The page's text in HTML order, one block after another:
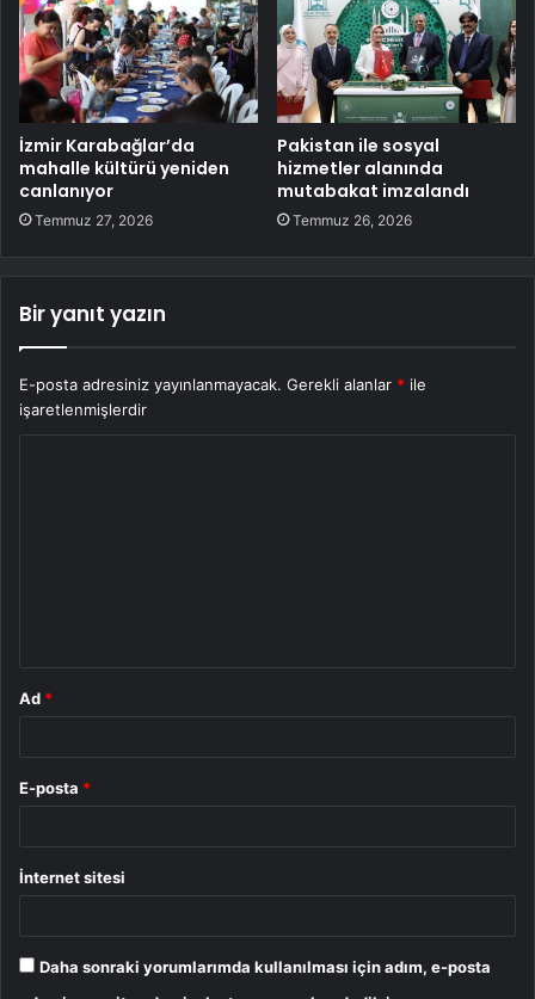
İzmir Karabağlar’da
mahalle kültürü yeniden
canlanıyor
Temmuz 27, 2026
Pakistan ile sosyal
hizmetler alanında
mutabakat imzalandı
Temmuz 26, 2026
Bir yanıt yazın
E-posta adresiniz yayınlanmayacak. Gerekli alanlar * ile
işaretlenmişlerdir
Ad *
E-posta *
İnternet sitesi
Daha sonraki yorumlarımda kullanılması için adım, e-posta